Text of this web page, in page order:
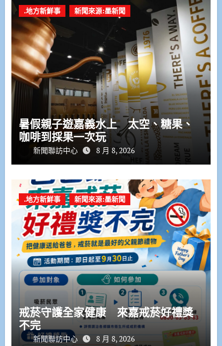
.地方新鮮事 新聞來源:墨新聞
暑假親子遊嘉義水上 太空、糖果、
咖啡到採果一次玩
新聞聯訪中心 8 月 8, 2026
.地方新鮮事 新聞來源:墨新聞
戒菸守護全家健康 來嘉戒菸好禮獎
不完
新聞聯訪中心 8 月 8, 2026